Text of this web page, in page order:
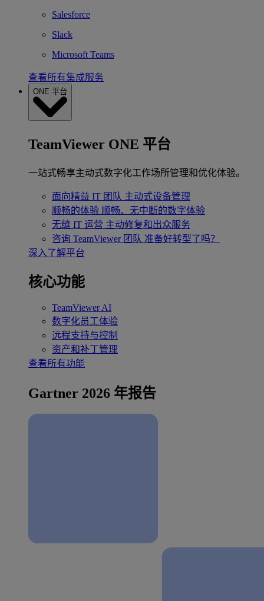
Salesforce
Slack
Microsoft Teams
查看所有集成服务
ONE 平台
TeamViewer ONE 平台
一站式畅享主动式数字化工作场所管理和优化体验。
面向精益 IT 团队 主动式设备管理
顺畅的体验 顺畅、无中断的数字体验
无缝 IT 运营 主动修复和出众服务
咨询 TeamViewer 团队 准备好转型了吗？
深入了解平台
核心功能
TeamViewer AI
数字化员工体验
远程支持与控制
资产和补丁管理
查看所有功能
Gartner 2026 年报告